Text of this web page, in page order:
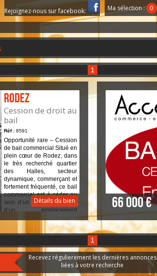
Rejoignez-nous sur facebook: Ma sélection : 0
1
Rodez
Cession de droit au
bail
Réf : 8591
Opportunité rare – Cession
de bail commercial Situé en
plein cœur de Rodez, dans
le très recherché quartier
des Halles, secteur
dynamique, commerçant et
fortement fréquenté, ce bail
commercial est à céder au
sein d’un local bénéficiant
d’un emplacement
stratégique. Le local profite
d’une excellente visibilité
(belle vitrine) ainsi que d’un
long de la journée, dans un
environnement à la fois
commerçant et touristique.
Caractéristiques
Détails du bien 66 000 €
1
Recevez régulierement les dernières annonces
liées à votre recherche